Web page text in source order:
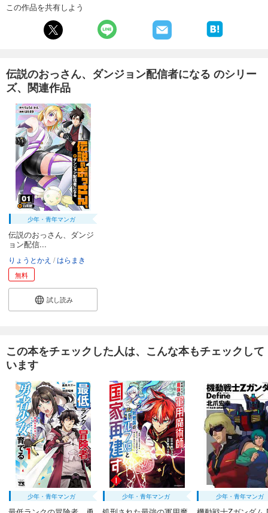
この作品を共有しよう
伝説のおっさん、ダンジョン配信者になる のシリー
ズ、関連作品
少年・青年マンガ
伝説のおっさん、ダンジ
ョン配信...
りょうとかえ はらまき
無料
試し読み
この本をチェックした人は、こんな本もチェックして
います
少年・青年マンガ 少年・青年マンガ 少年・青年マンガ